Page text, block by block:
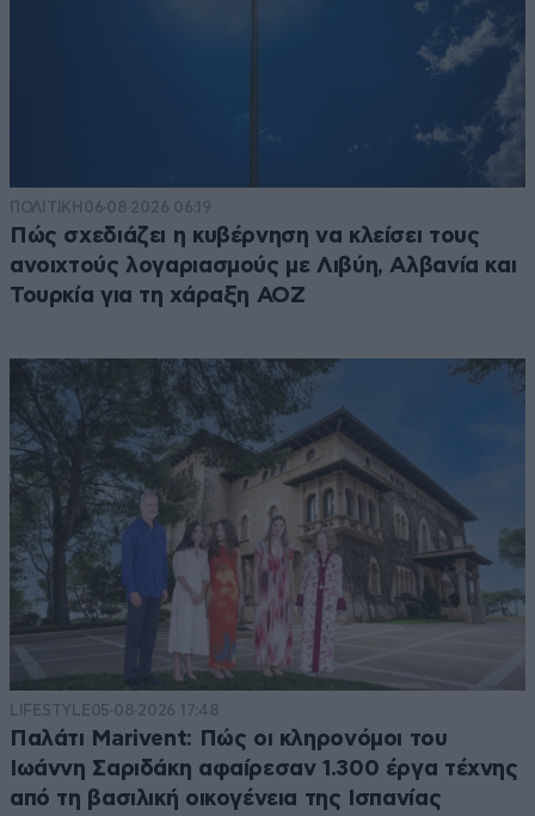
ΠΟΛΙΤΙΚΗ 06·08·2026 06:19
Πώς σχεδιάζει η κυβέρνηση να κλείσει τους
ανοιχτούς λογαριασμούς με Λιβύη, Αλβανία και
Τουρκία για τη χάραξη ΑΟΖ
LIFESTYLE05·08·2026 17:48
Παλάτι Marivent: Πώς οι κληρονόμοι του
Ιωάννη Σαριδάκη αφαίρεσαν 1.300 έργα τέχνης
από τη βασιλική οικογένεια της Ισπανίας